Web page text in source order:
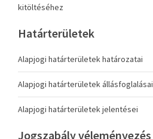
kitöltéséhez
Határterületek
Alapjogi határterületek határozatai
Alapjogi határterületek állásfoglalásai
Alapjogi határterületek jelentései
Jogszabály véleményezés